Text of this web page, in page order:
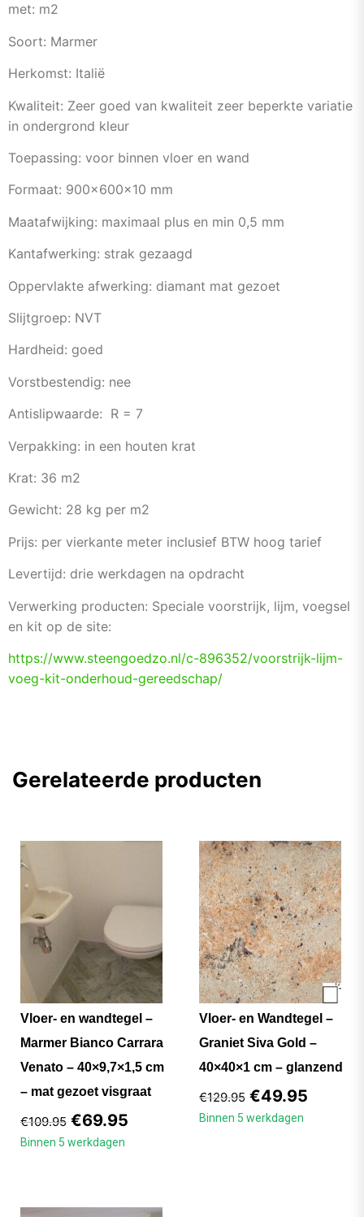
met: m2
Soort: Marmer
Herkomst: Italië
Kwaliteit: Zeer goed van kwaliteit zeer beperkte variatie
in ondergrond kleur
Toepassing: voor binnen vloer en wand
Formaat: 900x600x10 mm
Maatafwijking: maximaal plus en min 0,5 mm
Kantafwerking: strak gezaagd
Oppervlakte afwerking: diamant mat gezoet
Slijtgroep: NVT
Hardheid: goed
Vorstbestendig: nee
Antislipwaarde: R = 7
Verpakking: in een houten krat
Krat: 36 m2
Gewicht: 28 kg per m2
Prijs: per vierkante meter inclusief BTW hoog tarief
Levertijd: drie werkdagen na opdracht
Verwerking producten: Speciale voorstrijk, lijm, voegsel
en kit op de site:
https://www.steengoedzo.nl/c-896352/voorstrijk-lijm-
voeg-kit-onderhoud-gereedschap/
Gerelateerde producten
Vloer- en wandtegel –
Marmer Bianco Carrara
Venato – 40×9,7×1,5 cm
– mat gezoet visgraat
€109.95 €69.95
Binnen 5 werkdagen
Vloer- en Wandtegel –
Graniet Siva Gold –
40×40×1 cm – glanzend
€129.95 €49.95
Binnen 5 werkdagen